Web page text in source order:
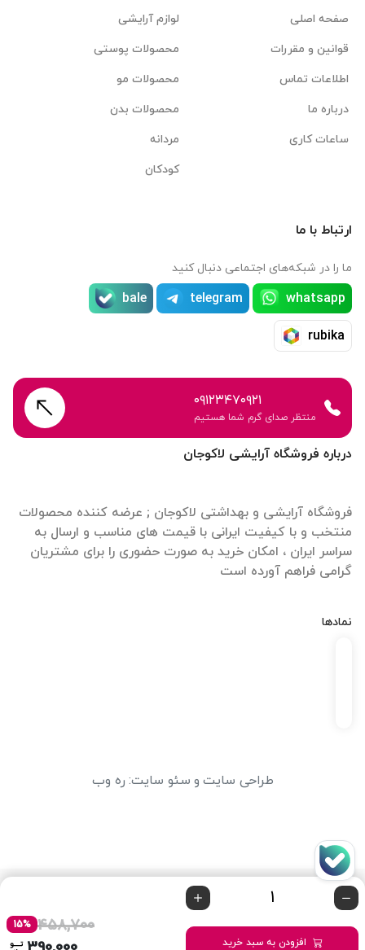
افزودن به سبد خرید
458,700
15%
درباره فروشگاه آرایشی لاکوجان
فروشگاه آرایشی و بهداشتی لاکوجان ; عرضه کننده محصولات
منتخب و با کیفیت ایرانی با قیمت های مناسب و ارسال به
سراسر ایران ، امکان خرید به صورت حضوری را برای مشتریان
گرامی فراهم آورده است
نمادها
صفحه اصلی
قوانین و مقررات
اطلاعات تماس
درباره ما
ساعات کاری
لوازم آرایشی
محصولات پوستی
محصولات مو
محصولات بدن
مردانه
کودکان
ارتباط با ما
ما را در شبکه‌های اجتماعی دنبال کنید
whatsapp
telegram
bale
rubika
۰۹۱۲۳۴۷۰۹۲۱
منتظر صدای گرم شما هستیم
طراحی سایت و سئو سایت: ره وب